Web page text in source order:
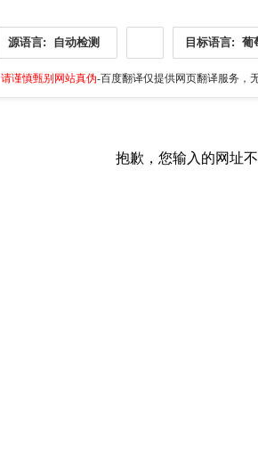
源语言: 自动检测 目标语言: 葡
请谨慎甄别网站真伪-百度翻译仅提供网页翻译服务，